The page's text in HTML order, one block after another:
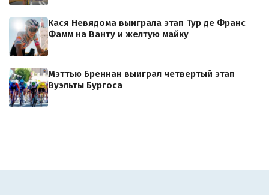
Кася Невядома выиграла этап Тур де Франс
Фамм на Ванту и желтую майку
Мэттью Бреннан выиграл четвертый этап
Вуэльты Бургоса